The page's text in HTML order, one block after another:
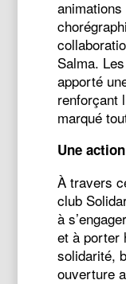
Salma.
apporté
renforçant
marqué
Une
À travers
club
à
et à porter
solidarité,
ouverture